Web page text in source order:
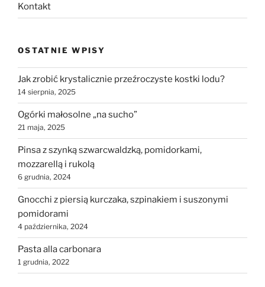
Kontakt
OSTATNIE WPISY
Jak zrobić krystalicznie przeźroczyste kostki lodu?
14 sierpnia, 2025
Ogórki małosolne „na sucho”
21 maja, 2025
Pinsa z szynką szwarcwaldzką, pomidorkami,
mozzarellą i rukolą
6 grudnia, 2024
Gnocchi z piersią kurczaka, szpinakiem i suszonymi
pomidorami
4 października, 2024
Pasta alla carbonara
1 grudnia, 2022